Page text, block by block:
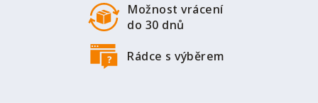
Možnost vrácení
do 30 dnů
Rádce s výběrem